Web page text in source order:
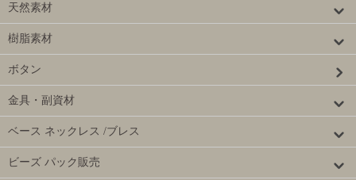
天然素材
樹脂素材
ボタン
金具・副資材
ベース ネックレス /ブレス
ビーズ パック販売